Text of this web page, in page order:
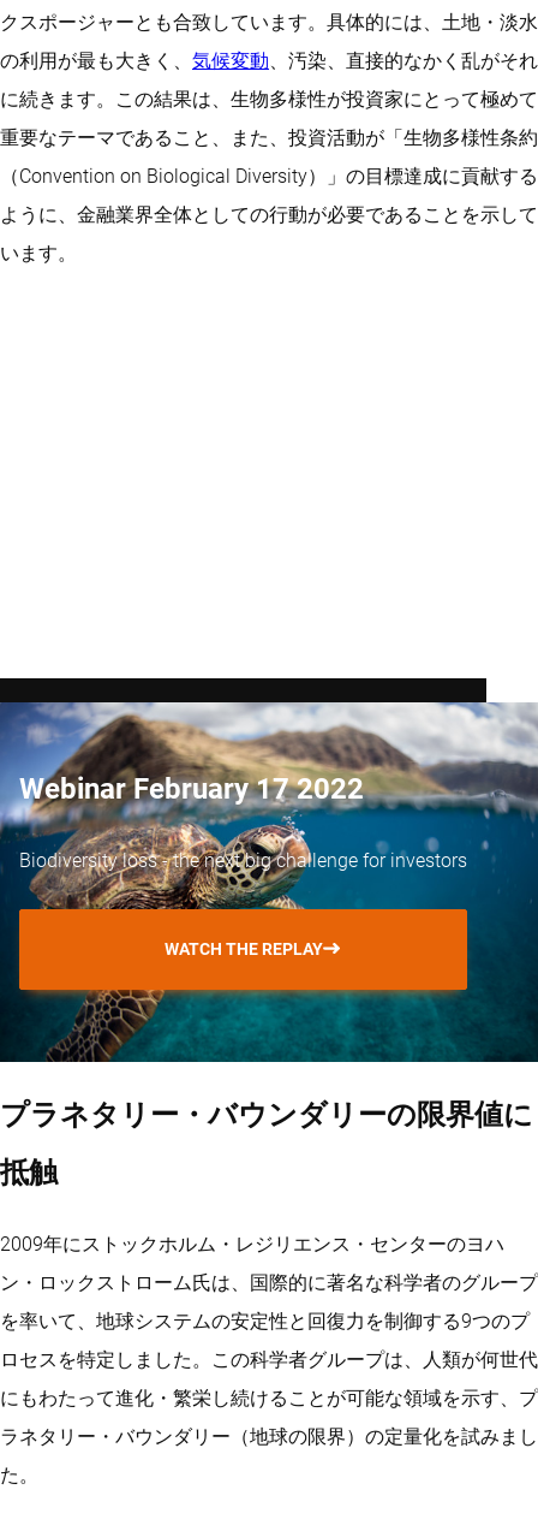
クスポージャーとも合致しています。具体的には、土地・淡水
の利用が最も大きく、 気候変動、汚染、直接的なかく乱がそれ
に続きます。この結果は、生物多様性が投資家にとって極めて
重要なテーマであること、また、投資活動が「生物多様性条約
（Convention on Biological Diversity）」の目標達成に貢献する
ように、金融業界全体としての行動が必要であることを示して
います。
Webinar February 17 2022
Biodiversity loss - the next big challenge for investors
WATCH THE REPLAY
プラネタリー・バウンダリーの限界値に
抵触
2009年にストックホルム・レジリエンス・センターのヨハ
ン・ロックストローム氏は、国際的に著名な科学者のグループ
を率いて、地球システムの安定性と回復力を制御する9つのプ
ロセスを特定しました。この科学者グループは、人類が何世代
にもわたって進化・繁栄し続けることが可能な領域を示す、プ
ラネタリー・バウンダリー（地球の限界）の定量化を試みまし
た。